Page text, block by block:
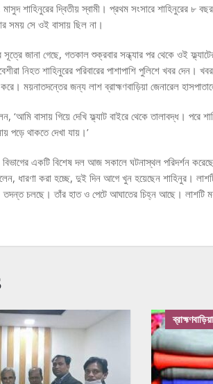
শাহিনুরের দ্বিতীয় স্বামী। প্রথম সংসারে শাহিনুরের ৮
সময় সে ওই বাসায় ছিল না।
সূত্রে জানা গেছে, গতকাল শুক্রবার সন্ধ্যার পর থেকে ওই
নিহত শাহিনুরের পরিবারের পাশাপাশি পুলিশে খবর দেন। খবর
ময়নাতদন্তের জন্য লাশ ব্রাহ্মণবাড়িয়া জেনারেল
বাসায় গিয়ে দেখি ফ্ল্যাট বাইরে থেকে তালাবদ্ধ। পরে
পড়ে থাকতে দেখা যায়।’
একটি বিশেষ দল আজ সকালে ঘটনাস্থল পরিদর্শন করেছে
ধারণা করা হচ্ছে, দুই দিন আগে খুন হয়েছেন শাহিনুর।
তদন্ত চলছে। তাঁর হাত ও পেটে আঘাতের চিহ্ন আছে। লাশটি